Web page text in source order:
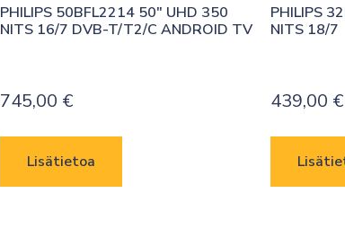
PHILIPS 50BFL2214 50″ UHD 350
NITS 16/7 DVB-T/T2/C ANDROID TV
745,00 €
Lisätietoa
PHILIPS
NITS 18/7
439,00 €